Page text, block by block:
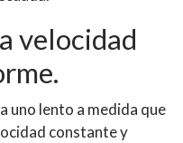
velocidad
uno lento a medida que
constante y